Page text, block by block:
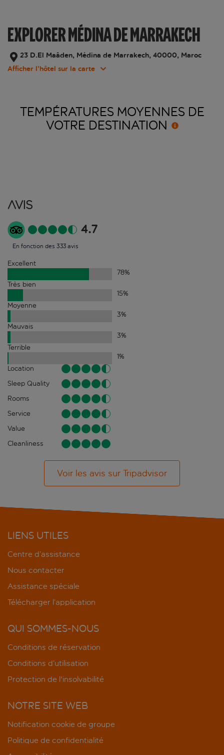
EXPLORER MÉDINA DE MARRAKECH
23 D.El Maâden, Médina de Marrakech, 40000, Maroc
Afficher l’hôtel sur la carte
TEMPÉRATURES MOYENNES DE
VOTRE DESTINATION
Avis
4.7
En fonction des 333 avis
Excellent
78%
Très bien
15%
Moyenne
3%
Mauvais
3%
Terrible
1%
Location
Sleep Quality
Rooms
Service
Value
Cleanliness
Voir les avis sur Tripadvisor
LIENS UTILES
Centre d’assistance
Nous contacter
Assistance spéciale
Télécharger l’application
QUI SOMMES-NOUS
Conditions de réservation
Conditions d’utilisation
Protection de l'insolvabilité
NOTRE SITE WEB
Notification cookie de groupe
Politique de confidentialité